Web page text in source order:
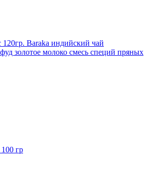
120гр. Baraka индийский чай
золотое молоко смесь специй пряных